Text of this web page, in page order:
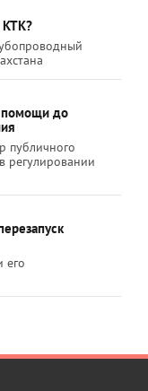
КТК?
помощи до
публичного
регулировании
его